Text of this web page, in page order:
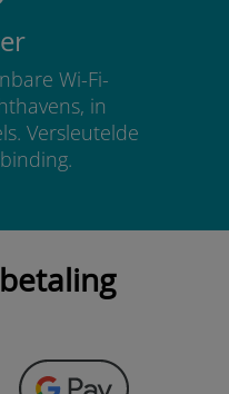
Wi-Fi-
in
Versleutelde